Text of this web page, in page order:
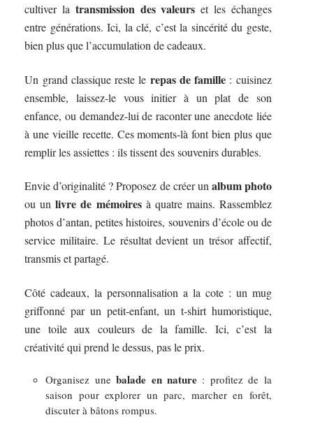
cultiver la transmission des valeurs et les échanges
entre générations. Ici, la clé, c’est la sincérité du geste,
bien plus que l’accumulation de cadeaux.
Un grand classique reste le repas de famille : cuisinez
ensemble, laissez-le vous initier à un plat de son
enfance, ou demandez-lui de raconter une anecdote liée
à une vieille recette. Ces moments-là font bien plus que
remplir les assiettes : ils tissent des souvenirs durables.
Envie d’originalité ? Proposez de créer unalbum photo
ou unlivre de mémoiresà quatre mains. Rassemblez
photos d’antan, petites histoires, souvenirs d’école ou de
service militaire. Le résultat devient un trésor affectif,
transmis et partagé.
Côté cadeaux, la personnalisation a la cote : un mug
griffonné par un petit-enfant, un t-shirt humoristique,
une toile aux couleurs de la famille. Ici, c’est la
créativité qui prend le dessus, pas le prix.
Organisez unebalade en nature : profitez de la
saison pour explorer un parc, marcher en forêt,
discuter à bâtons rompus.